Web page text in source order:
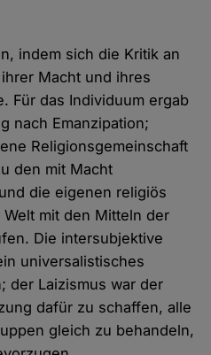
indem sich die Kritik an
Macht und ihres
Für das Individuum ergab
nach Emanzipation;
Religionsgemeinschaft
den mit Macht
die eigenen religiös
mit den Mitteln der
Die intersubjektive
universalistisches
der Laizismus war der
dafür zu schaffen, alle
gleich zu behandeln,